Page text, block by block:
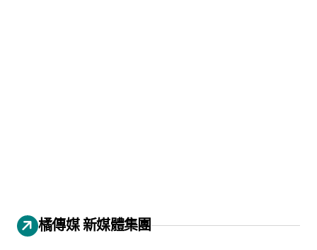
橘傳媒 新媒體集團